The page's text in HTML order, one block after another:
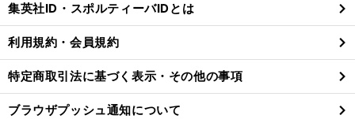
る
集英社ID・スポルティーバIDとは
利用規約・会員規約
特定商取引法に基づく表示・その他の事項
ブラウザプッシュ通知について